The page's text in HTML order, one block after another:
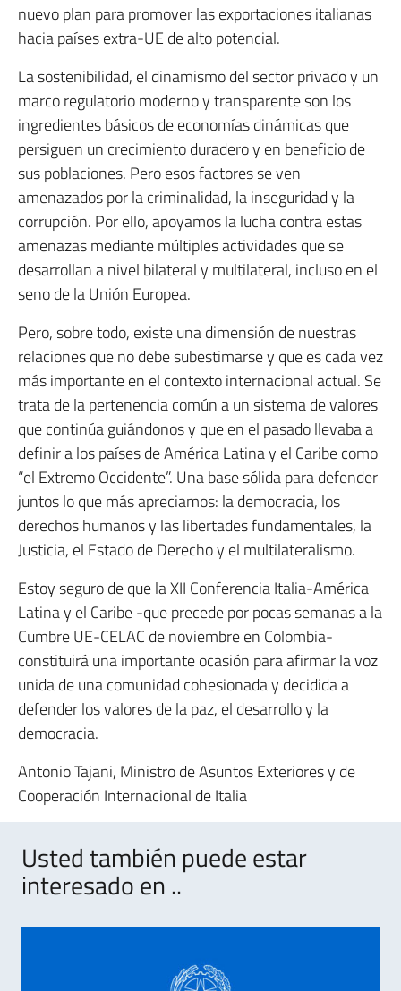
nuevo plan para promover las exportaciones italianas
hacia países extra-UE de alto potencial.
La sostenibilidad, el dinamismo del sector privado y un
marco regulatorio moderno y transparente son los
ingredientes básicos de economías dinámicas que
persiguen un crecimiento duradero y en beneficio de
sus poblaciones. Pero esos factores se ven
amenazados por la criminalidad, la inseguridad y la
corrupción. Por ello, apoyamos la lucha contra estas
amenazas mediante múltiples actividades que se
desarrollan a nivel bilateral y multilateral, incluso en el
seno de la Unión Europea.
Pero, sobre todo, existe una dimensión de nuestras
relaciones que no debe subestimarse y que es cada vez
más importante en el contexto internacional actual. Se
trata de la pertenencia común a un sistema de valores
que continúa guiándonos y que en el pasado llevaba a
definir a los países de América Latina y el Caribe como
“el Extremo Occidente”. Una base sólida para defender
juntos lo que más apreciamos: la democracia, los
derechos humanos y las libertades fundamentales, la
Justicia, el Estado de Derecho y el multilateralismo.
Estoy seguro de que la XII Conferencia Italia-América
Latina y el Caribe -que precede por pocas semanas a la
Cumbre UE-CELAC de noviembre en Colombia-
constituirá una importante ocasión para afirmar la voz
unida de una comunidad cohesionada y decidida a
defender los valores de la paz, el desarrollo y la
democracia.
Antonio Tajani, Ministro de Asuntos Exteriores y de
Cooperación Internacional de Italia
Usted también puede estar
interesado en ..